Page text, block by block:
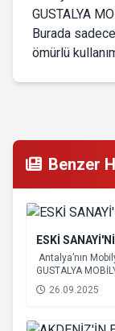
GUSTALYA
Burada
ömürlü
Benzer
ESKİ
Antalya’nın
GUSTALYA
26.09.2025